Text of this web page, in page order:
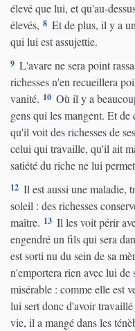
élevé que lui, et qu'au-
élevés, 8 Et de plus, il y a
qui lui est assujettie.
9 L'avare ne sera point
richesses n'en recueillera
vanité. 10 Où il y a
gens qui les mangent. Et de
qu'il voit des richesses de
celui qui travaille, qu'il ait
satiété du riche ne lui
12 Il est aussi une maladie,
soleil : des richesses
maître. 13 Il les voit périr
engendré un fils qui sera
est sorti nu du sein de sa
n'emportera rien avec lui de
misérable : comme elle est
lui sert donc d'avoir
vie, il a mangé dans les